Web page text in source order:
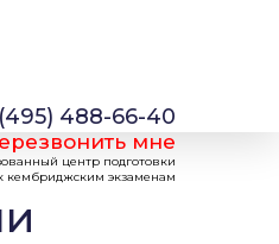
488-66-40
мне
центр подготовки
кембриджским экзаменам